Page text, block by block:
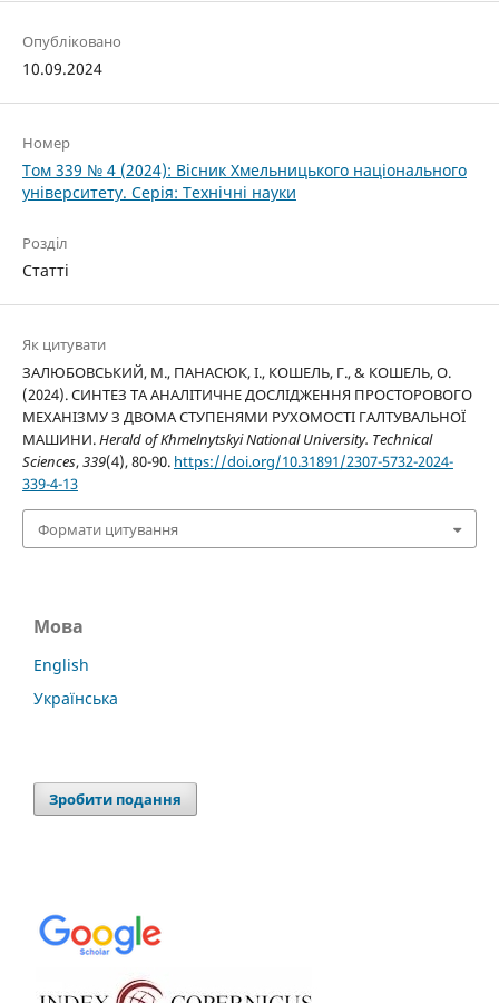
Опубліковано
10.09.2024
Номер
Том 339 № 4 (2024): Вісник Хмельницького національного
університету. Серія: Технічні науки
Розділ
Статті
Як цитувати
ЗАЛЮБОВСЬКИЙ, М., ПАНАСЮК, І., КОШЕЛЬ, Г., & КОШЕЛЬ, О.
(2024). СИНТЕЗ ТА АНАЛІТИЧНЕ ДОСЛІДЖЕННЯ ПРОСТОРОВОГО
МЕХАНІЗМУ З ДВОМА СТУПЕНЯМИ РУХОМОСТІ ГАЛТУВАЛЬНОЇ
МАШИНИ.Herald of Khmelnytskyi National University. Technical
Sciences,339(4), 80-90. https://doi.org/10.31891/2307-5732-2024-
339-4-13
Формати цитування
Мова
English
Українська
Зробити подання